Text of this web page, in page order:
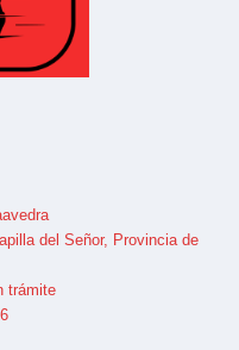
del Señor, Provincia de
trámite